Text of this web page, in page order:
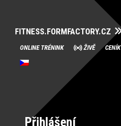
FITNESS.FORMFACTORY.CZ
Přeskočit
na
obsah
ONLINE TRÉNINK ŽIVĚ CENÍK
Přihlášení